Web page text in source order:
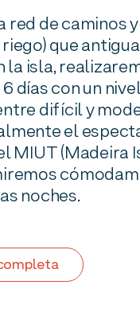
red de caminos
que
la isla,
días con un
difícil y
el
MIUT (Madeira
noches.